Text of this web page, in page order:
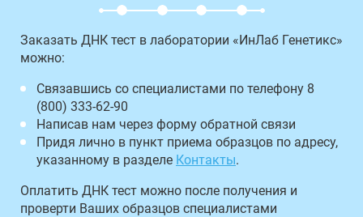
Заказать ДНК тест в лаборатории «ИнЛаб Генетикс»
можно:
Связавшись со специалистами по телефону 8
(800) 333-62-90
Написав нам через форму обратной связи
Придя лично в пункт приема образцов по адресу,
указанному в разделе Контакты.
Оплатить ДНК тест можно после получения и
проверти Ваших образцов специалистами